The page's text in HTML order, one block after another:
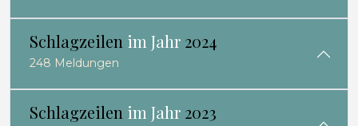
Schlagzeilen im Jahr 2024
248 Meldungen
Schlagzeilen im Jahr 2023